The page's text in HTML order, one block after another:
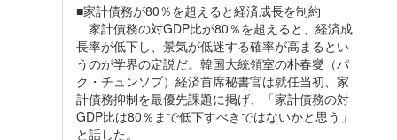
■家計債務が80％を超えると経済成長を制約
家計債務の対GDP比が80％を超えると、経済成
長率が低下し、景気が低迷する確率が高まるとい
うのが学界の定説だ。韓国大統領室の朴春燮（パ
ク・チュンソプ）経済首席秘書官は就任当初、家
計債務抑制を最優先課題に掲げ、「家計債務の対
GDP比は80％まで低下すべきではないかと思う」
と話した。